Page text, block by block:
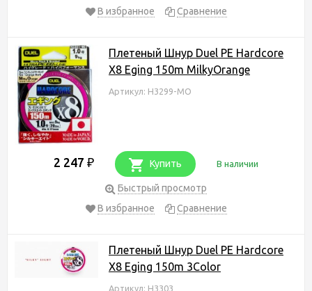
В избранное
Сравнение
Плетеный Шнур Duel PE Hardcore
X8 Eging 150m MilkyOrange
Артикул: H3299-MO
2 247 ₽ Купить В наличии
Быстрый просмотр
В избранное
Сравнение
Плетеный Шнур Duel PE Hardcore
X8 Eging 150m 3Color
Артикул: H3303